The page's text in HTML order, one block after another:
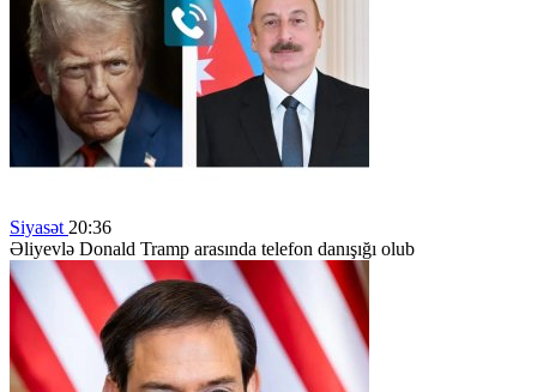
Siyasət 20:36
Əliyevlə Donald Tramp arasında telefon danışığı olub